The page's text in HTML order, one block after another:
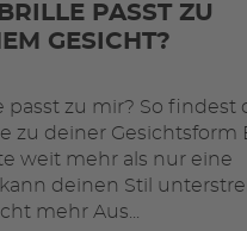
PASST ZU
GESICHT?
passt zu mir? So findest
zu deiner Gesichtsform
weit mehr als nur eine
deinen Stil
mehr Aus...